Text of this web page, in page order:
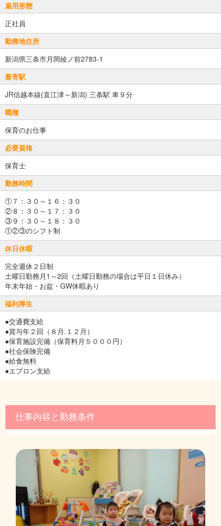
雇用形態
正社員
勤務地住所
新潟県三条市月岡綾ノ前2783-1
最寄駅
JR信越本線(直江津～新潟) 三条駅 車９分
職種
保育のお仕事
必要資格
保育士
勤務時間
①７：３０～１６：３０
②８：３０～１７：３０
③９：３０～１８：３０
①②③のシフト制
休日休暇
完全週休２日制
土曜日勤務月1～2回（土曜日勤務の場合は平日１日休み）
年末年始・お盆・GW休暇あり
福利厚生
●交通費支給
●賞与年２回（８月.１２月）
●保育施設完備（保育料月５０００円）
●社会保険完備
●給食無料
●エプロン支給
仕事内容と勤務条件